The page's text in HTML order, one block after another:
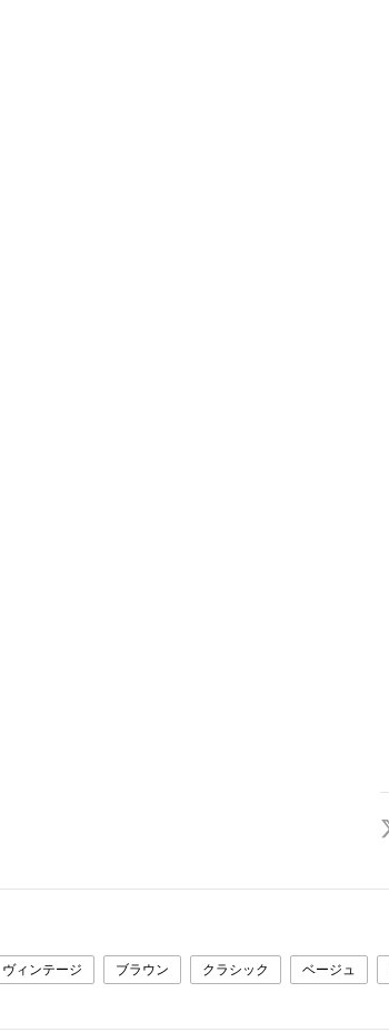
ヴィンテージ ブラウン クラシック ベージュ